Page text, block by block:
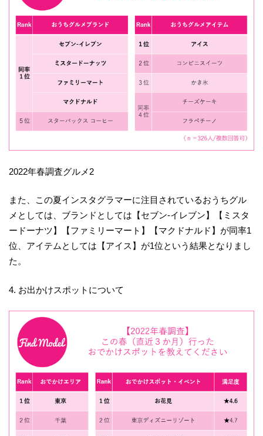
2022年春調査グルメ2
また、この夏インスタグラマーに注目されているおうちグル
メとしては、ブランドとしては【セブン-イレブン】【ミスタ
ードーナツ】【ファミリーマート】【マクドナルド】が同率1
位、アイテムとしては【アイス】が1位という結果となりまし
た。
4. お出かけスポットについて